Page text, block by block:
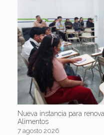
Nueva instancia para
Alimentos
7 agosto 2026